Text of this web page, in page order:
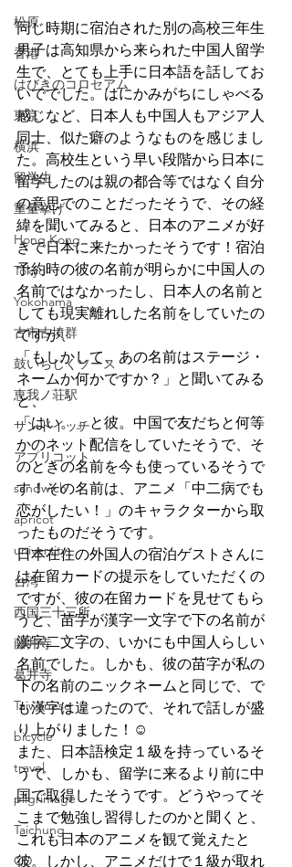
松原
香港
はびきのコロセアム
東京
横浜
留学生
重量挙げ
Hong Kong
Tokyo
Yokohama
古市古墳群
鼓いちじくソース
恵我ノ荘駅
サンドイッチ
アプリコット
sandwich
apricot
university
台湾
西国三十三所
藤井寺
葛井寺
Taiwanese
bicycle
travel
pilgrimage
Taichung
CD
同じ時期に宿泊された別の高校三年生
男子は高知県から来られた中国人留学
生で、とても上手に日本語を話してお
いででした。はにかみがちにしゃべる
感じなど、日本人も中国人もアジア人
同士、似た癖のようなものを感じまし
た。高校生という早い段階から日本に
留学したのは親の都合等ではなく自分
の意思でのことだったそうで、その経
緯を聞いてみると、日本のアニメが好
きで日本に来たかったそうです！宿泊
予約時の彼の名前が明らかに中国人の
名前ではなかったし、日本人の名前と
しても現実離れした名前をしていたの
ですが、
「もしかして、あの名前はステージ・
ネームか何かですか？」と聞いてみる
と、
「はい。」と彼。中国で友だちと何等
かのネット配信をしていたそうで、そ
のときの名前を今も使っているそうで
す！その名前は、アニメ「中二病でも
恋がしたい！」のキャラクターから取
ったものだそうです。
日本在住の外国人の宿泊ゲストさんに
は在留カードの提示をしていただくの
ですが、彼の在留カードを見せてもら
うと、苗字が漢字一文字で下の名前が
漢字二文字の、いかにも中国人らしい
名前でした。しかも、彼の苗字が私の
下の名前のニックネームと同じで、で
も漢字は違ったので、それで話しが盛
り上がりました！☺
また、日本語検定１級を持っているそ
うで、しかも、留学に来るより前に中
国で取得したそうです。どうやってそ
こまで勉強し習得したのかと聞くと、
これも日本のアニメを観て覚えたと
彼。しかし、アニメだけで１級が取れ